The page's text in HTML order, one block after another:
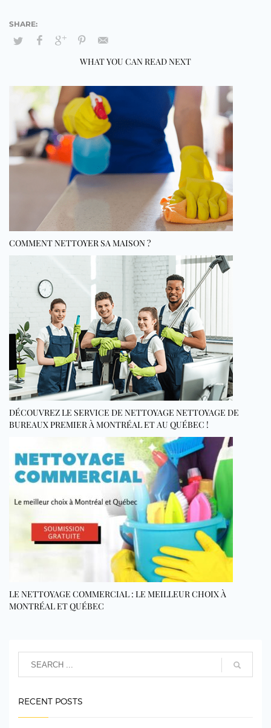
WHAT YOU CAN READ NEXT
COMMENT NETTOYER SA MAISON ?
DÉCOUVREZ LE SERVICE DE NETTOYAGE NETTOYAGE DE
BUREAUX PREMIER À MONTRÉAL ET AU QUÉBEC !
LE NETTOYAGE COMMERCIAL : LE MEILLEUR CHOIX À
MONTRÉAL ET QUÉBEC
RECENT POSTS